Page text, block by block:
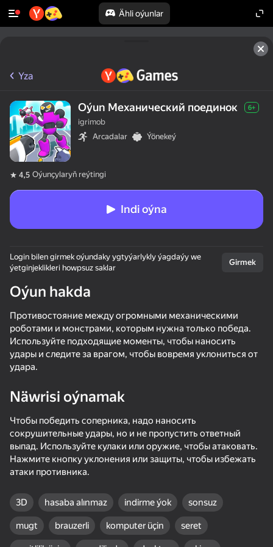
Ähli oýunlar
50+ top oýunlar, olary oýnaýar
hatda «oýnamayanlar» hem
Sword Master: Slice Your Enemies!
68
Sticky Carnage
70
72
Yza
Oýun Механический поединок 6+
igrimob
Arcadalar
Ýönekeý
4,5 Oýunçylaryň reýtingi
Indi oýna
Login bilen girmek oýundaky ygtyýarlykly ýagdaýy we
ýetginjeklikleri howpsuz saklar
Girmek
Oýun hakda
Противостояние между огромными механическими
роботами и монстрами, которым нужна только победа.
Используйте подходящие моменты, чтобы наносить
удары и следите за врагом, чтобы вовремя уклониться от
удара.
Näwrisi oýnamak
Чтобы победить соперника, надо наносить
сокрушительные удары, но и не пропустить ответный
выпад. Используйте кулаки или оружие, чтобы атаковать.
Нажмите кнопку уклонения или защиты, чтобы избежать
атаки противника.
3D hasaba alınmaz indirme ýok sonsuz
mugt brauzerli komputer üçin seret